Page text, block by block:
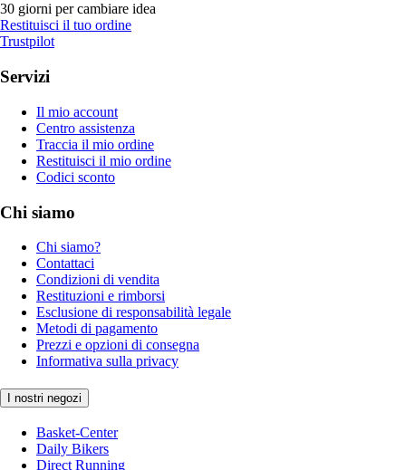
30 giorni per cambiare idea
Restituisci il tuo ordine
Trustpilot
Servizi
Il mio account
Centro assistenza
Traccia il mio ordine
Restituisci il mio ordine
Codici sconto
Chi siamo
Chi siamo?
Contattaci
Condizioni di vendita
Restituzioni e rimborsi
Esclusione di responsabilità legale
Metodi di pagamento
Prezzi e opzioni di consegna
Informativa sulla privacy
I nostri negozi
Basket-Center
Daily Bikers
Direct Running